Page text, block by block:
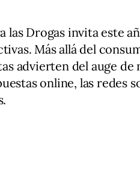
Drogas invita este
Más allá del
advierten del auge de
online, las redes